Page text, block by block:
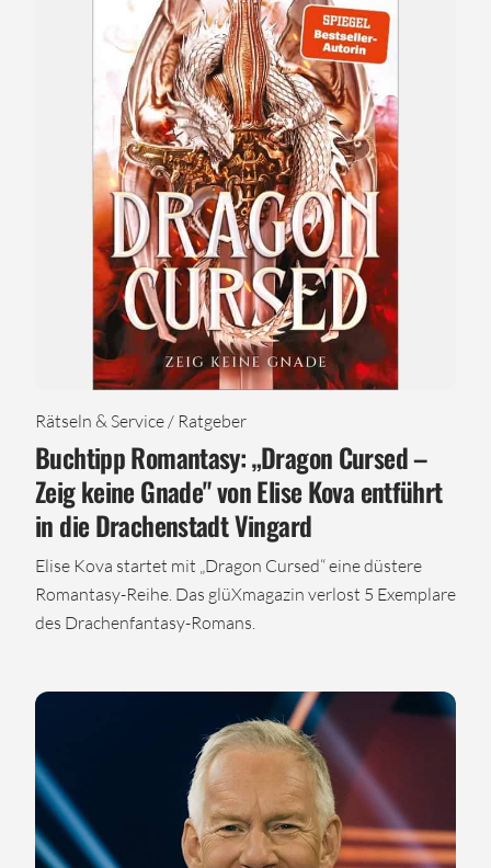
Rätseln & Service / Ratgeber
Buchtipp Romantasy: „Dragon Cursed –
Zeig keine Gnade" von Elise Kova entführt
in die Drachenstadt Vingard
Elise Kova startet mit „Dragon Cursed“ eine düstere
Romantasy-Reihe. Das glüXmagazin verlost 5 Exemplare
des Drachenfantasy-Romans.